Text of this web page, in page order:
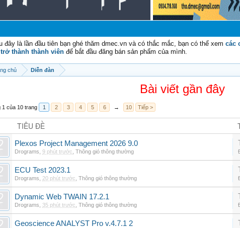
Chào
đây là lần đầu tiên bạn ghé thăm dmec.vn và có thắc mắc, bạn có thể xem các
thành thành viên để bắt đầu đăng bán sản phẩm của mình.
chủ Diễn đàn
Bài viết gần đây
1 của 10 trang 1 2 3 4 5 6 → 10 Tiếp >
TIÊU ĐỀ
Plexos Project Management 2026 9.0
Drograms 9 phút trước Thông gió thông thường
ECU Test 2023.1
Drograms 20 phút trước Thông gió thông thường
Dynamic Web TWAIN 17.2.1
Drograms 35 phút trước Thông gió thông thường
Geoscience ANALYST Pro v.4.7.1 2